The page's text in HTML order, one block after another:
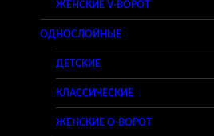
ЖЕНСКИЕ V-ВОРОТ
ОДНОСЛОЙНЫЕ
ДЕТСКИЕ
КЛАССИЧЕСКИЕ
ЖЕНСКИЕ O-ВОРОТ